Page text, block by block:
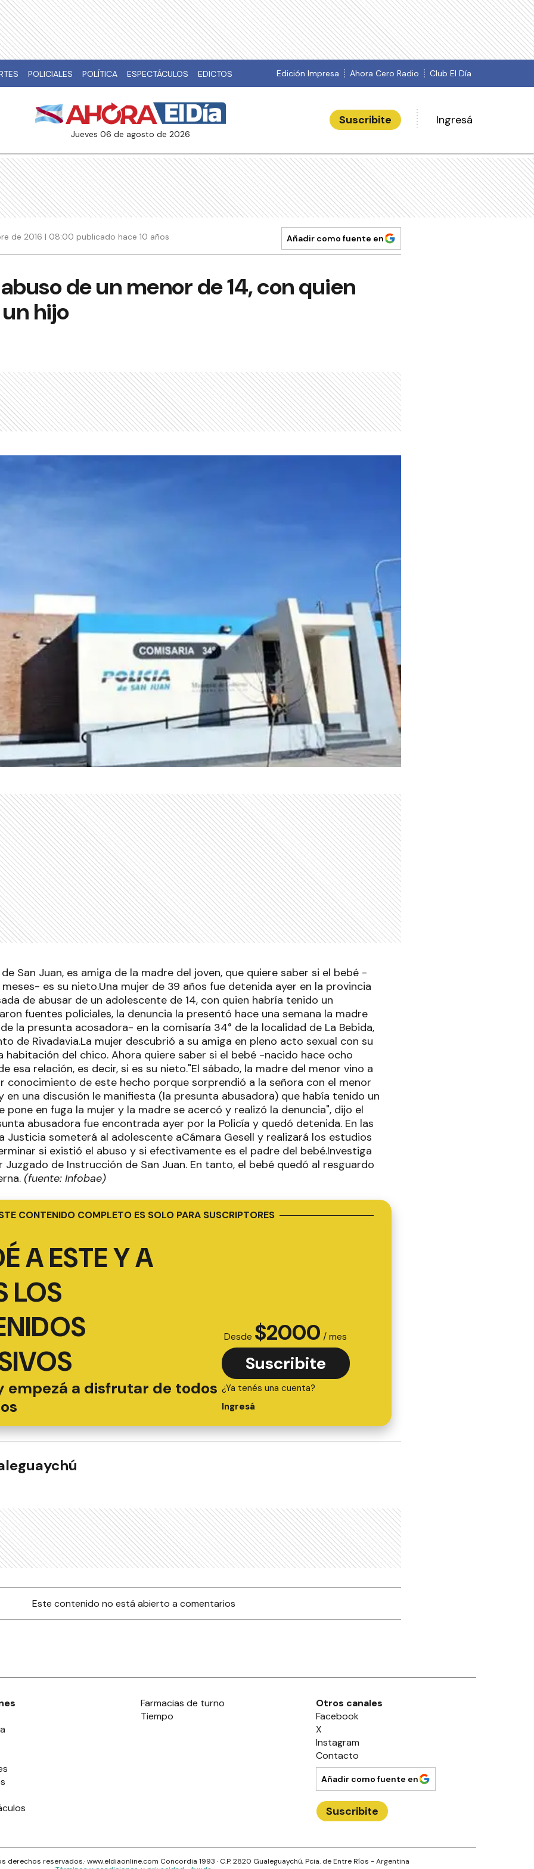
POLICIALES POLÍTICA ESPECTÁCULOS EDICTOS Edición Impresa Ahora Cero Radio Club El Día
jueves 06 de agosto de 2026
Suscribite Ingresá
de 2016 | 08:00 publicado hace 10 años Añadir como fuente en
de un menor de 14, con quien
hijo
San Juan, es amiga de la madre del joven, que quiere saber si el bebé -
es su nieto.Una mujer de 39 años fue detenida ayer en la provincia
de abusar de un adolescente de 14, con quien habría tenido un
fuentes policiales, la denuncia la presentó hace una semana la madre
la presunta acosadora- en la comisaría 34° de la localidad de La Bebida,
de Rivadavia.La mujer descubrió a su amiga en pleno acto sexual con su
habitación del chico. Ahora quiere saber si el bebé -nacido hace ocho
esa relación, es decir, si es su nieto."El sábado, la madre del menor vino a
conocimiento de este hecho porque sorprendió a la señora con el menor
en una discusión le manifiesta (la presunta abusadora) que había tenido un
pone en fuga la mujer y la madre se acercó y realizó la denuncia", dijo el
abusadora fue encontrada ayer por la Policía y quedó detenida. En las
Justicia someterá al adolescente aCámara Gesell y realizará los estudios
si existió el abuso y si efectivamente es el padre del bebé.Investiga
Juzgado de Instrucción de San Juan. En tanto, el bebé quedó al resguardo
(fuente: Infobae)
CONTENIDO COMPLETO ES SOLO PARA SUSCRIPTORES
A ESTE Y A
LOS
empezá a disfrutar de todos
Desde $2000 / mes
Suscribite
¿Ya tenés una cuenta?
Ingresá
Este contenido no está abierto a comentarios
Farmacias de turno
Tiempo
Otros canales
Facebook
X
Instagram
Contacto
Añadir como fuente en
Suscribite
derechos reservados.· www.eldiaonline.com Concordia 1993 · C.P.2820 Gualeguaychú, Pcia. de Entre Ríos - Argentina